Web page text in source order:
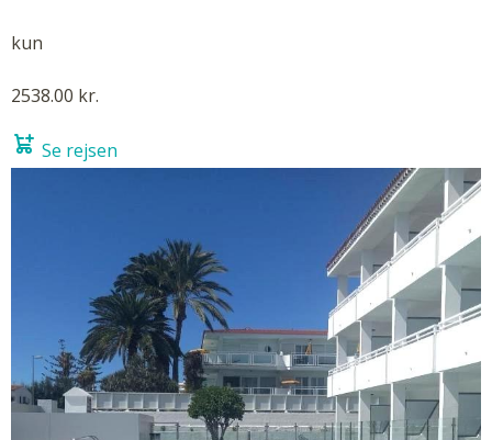
kun
2538.00 kr.
Se rejsen